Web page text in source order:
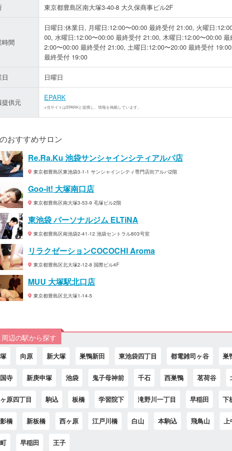
東京都豊島区南大塚3-40-8 大久保商事ビル2F
時間
日曜日:休業日, 月曜日:12:00〜00:00 最終受付 21:00, 火曜日
00, 水曜日:12:00〜00:00 最終受付 21:00, 木曜日:12:00〜00:00
2:00〜00:00 最終受付 21:00, 土曜日:12:00〜20:00 最終受付
最終受付 19:00
日曜日
提供元
EPARK
※当サイトはEPARKと提携し、情報を掲載しています。
おすすめサロン
Re.Ra.Ku 池袋サンシャインシティアルパ店
東京都豊島区東池袋3-1-1 サンシャインシティ専門店街アルパ2階
Goo-it! 大塚南口店
東京都豊島区南大塚3-53-9 毛塚ビル2階
東池袋 パーソナルジム ELTiNA
東京都豊島区南池袋2-41-12 池袋セントラル803号室
リラクゼーションCOCOCHI Aroma
東京都豊島区北大塚2-12-8 国際ビル4F
MUU 大塚駅北口店
東京都豊島区北大塚1-14-5
周辺の駅から探す
向原 新大塚 巣鴨新田 東池袋四丁目 都電雑司ヶ谷 巣
寺 新庚申塚 池袋 鬼子母神前 千石 西巣鴨 茗荷谷
原四丁目 駒込 板橋 学習院下 滝野川一丁目 早稲田 下
橋 新板橋 西ヶ原 江戸川橋 白山 本駒込 飛鳥山 上
早稲田 王子